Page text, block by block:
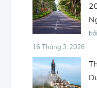
16 Tháng 3, 2026